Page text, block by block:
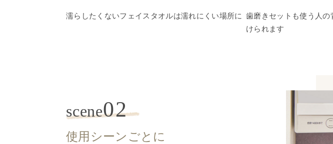
濡らしたくないフェイスタオルは濡れにくい場所に
歯磨きセットも使う人
けられます
scene02
使用シーンごとに